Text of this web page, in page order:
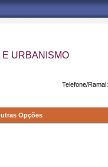
URBANISMO
Telefone/Ramal:
Opções